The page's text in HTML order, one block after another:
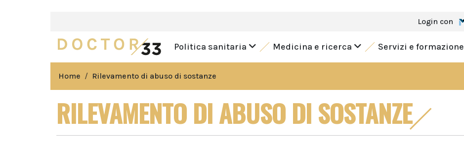
Login con
Politica sanitaria Medicina e ricerca Servizi e formazione
Home Rilevamento di abuso di sostanze
RILEVAMENTO DI ABUSO DI SOSTANZE